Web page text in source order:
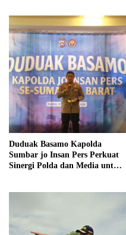
Duduak Basamo Kapolda
Sumbar jo Insan Pers Perkuat
Sinergi Polda dan Media untuk